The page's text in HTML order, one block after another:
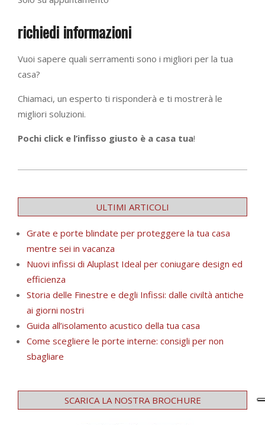
richiedi informazioni
Vuoi sapere quali serramenti sono i migliori per la tua
casa?
Chiamaci, un esperto ti risponderà e ti mostrerà le
migliori soluzioni.
Pochi click e l’infisso giusto è a casa tua!
ULTIMI ARTICOLI
Grate e porte blindate per proteggere la tua casa
mentre sei in vacanza
Nuovi infissi di Aluplast Ideal per coniugare design ed
efficienza
Storia delle Finestre e degli Infissi: dalle civiltà antiche
ai giorni nostri
Guida all’isolamento acustico della tua casa
Come scegliere le porte interne: consigli per non
sbagliare
SCARICA LA NOSTRA BROCHURE